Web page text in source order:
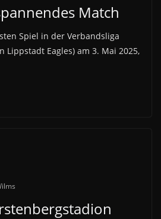
Match
Spiel in der Verbandsliga
Lippstadt Eagles) am 3. Mai 2025,